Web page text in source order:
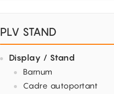
PLV STAND
Display / Stand
Barnum
Cadre autoportant